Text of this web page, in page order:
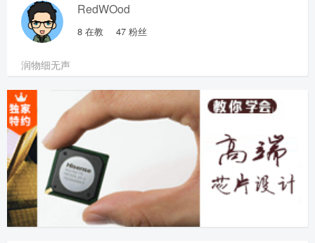
RedWOod
8 在教 47 粉丝
润物细无声